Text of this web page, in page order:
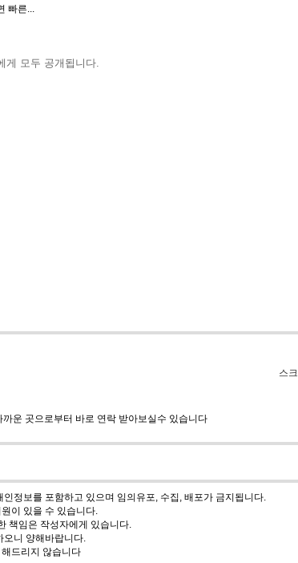
빠른...
게 모두 공개됩니다.
스
운 곳으로부터 바로 연락 받아보실수 있습니다
정보를 포함하고 있으며 임의유포, 수집, 배포가 금지됩니다.
이 있을 수 있습니다.
책임은 작성자에게 있습니다.
니 양해바랍니다.
드리지 않습니다